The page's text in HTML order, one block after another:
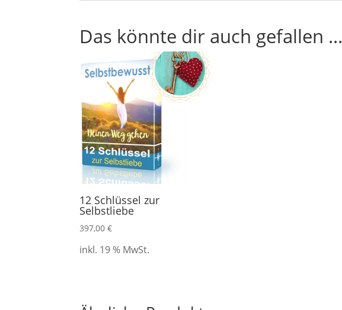
Das könnte dir auch gefallen …
12 Schlüssel zur
Selbstliebe
397,00€
inkl. 19 % MwSt.